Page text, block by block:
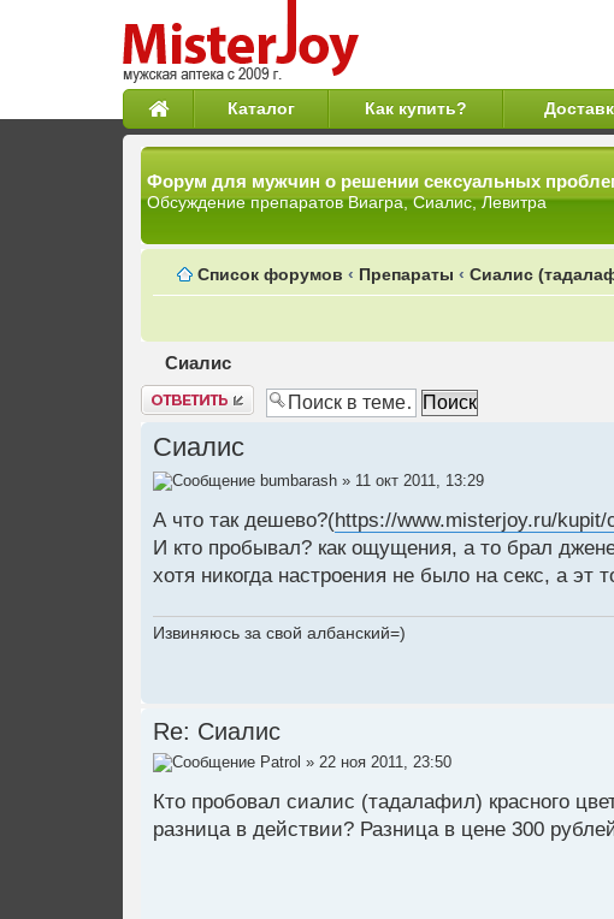
Каталог Как купить?
Форум для мужчин о решении сексуальных
Обсуждение препаратов Виагра, Сиалис, Левитра
Список форумов ‹ Препараты ‹ Сиалис
Сиалис
Ответить
Сиалис
bumbarash » 11 окт 2011, 13:29
А что так дешево?(https://www.misterjoy.ru/
И кто пробывал? как ощущения, а то брал
хотя никогда настроения не было на секс, а эт
Извиняюсь за свой албанский=)
Re: Сиалис
Patrol » 22 ноя 2011, 23:50
Кто пробовал сиалис (тадалафил) красного
разница в действии? Разница в цене 300